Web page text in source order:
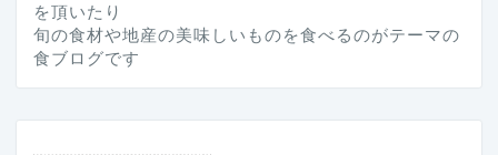
を頂いたり
旬の食材や地産の美味しいものを食べるのがテーマの
食ブログです